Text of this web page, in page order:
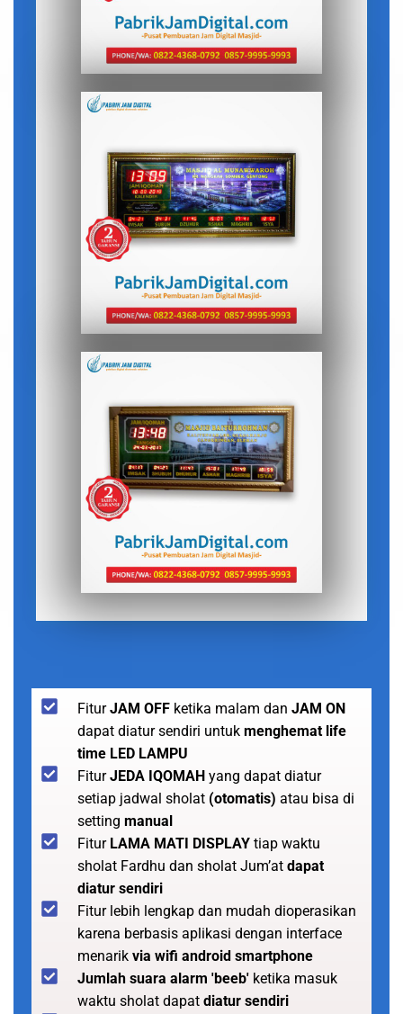
FiturJAM OFF ketika malam dan JAM ON
dapat diatur sendiri untuk menghemat life
time LED LAMPU
FiturJEDA IQOMAH yang dapat diatur
setiap jadwal sholat (otomatis) atau bisa di
setting manual
Fitur LAMA MATI DISPLAY tiap waktu
sholat Fardhu dan sholat Jum’at dapat
diatur sendiri
Fitur lebih lengkap dan mudah dioperasikan
karena berbasis aplikasi dengan interface
menarik via wifi android smartphone
Jumlah suara alarm 'beeb' ketika masuk
waktu sholat dapat diatur sendiri